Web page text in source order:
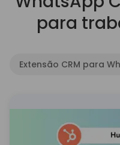
para
Extensão CRM para